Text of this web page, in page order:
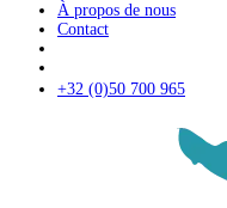
À propos de nous
Contact
+32 (0)50 700 965